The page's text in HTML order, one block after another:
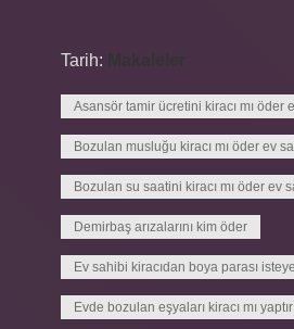
Tarih:
Asansör tamir ücretini kiracı mı öder
Bozulan musluğu kiracı mı öder ev
Bozulan su saatini kiracı mı öder ev
Demirbaş arızalarını kim öder
Ev sahibi kiracıdan boya parası
Evde bozulan eşyaları kiracı mı